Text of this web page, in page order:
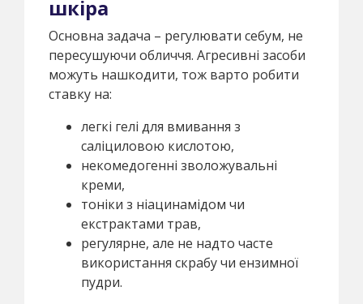
шкіра
Основна задача – регулювати себум, не
пересушуючи обличчя. Агресивні засоби
можуть нашкодити, тож варто робити
ставку на:
легкі гелі для вмивання з
саліциловою кислотою,
некомедогенні зволожувальні
креми,
тоніки з ніацинамідом чи
екстрактами трав,
регулярне, але не надто часте
використання скрабу чи ензимної
пудри.